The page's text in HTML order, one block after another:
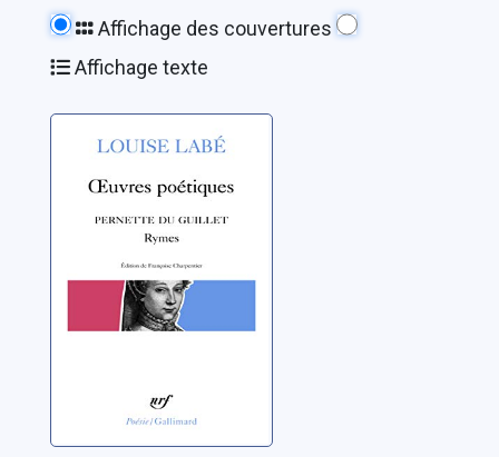
Affichage des couvertures
Affichage texte
Oeuvres
Rymes de
Pernette du
Guillet ; Blasons
du corps féminin
Labé, Louise